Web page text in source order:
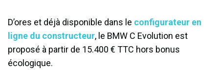
D’ores et déjà disponible dans le configurateur en
ligne du constructeur, le BMW C Evolution est
proposé à partir de 15.400 € TTC hors bonus
écologique.